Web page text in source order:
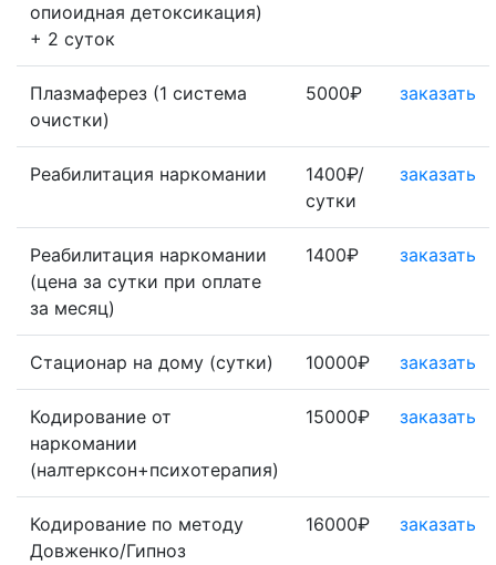
опиоидная детоксикация)
+ 2 суток
Плазмаферез (1 система
очистки)
5000₽ заказать
Реабилитация наркомании
1400₽/
сутки
заказать
Реабилитация наркомании
(цена за сутки при оплате
за месяц)
1400₽ заказать
Стационар на дому (сутки) 10000₽ заказать
Кодирование от
наркомании
(налтерксон+психотерапия)
15000₽ заказать
Кодирование по методу
Довженко/Гипноз
16000₽ заказать